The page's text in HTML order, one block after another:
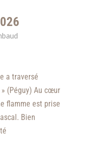
a traversé
» (Péguy) Au cœur
flamme est prise
Bien